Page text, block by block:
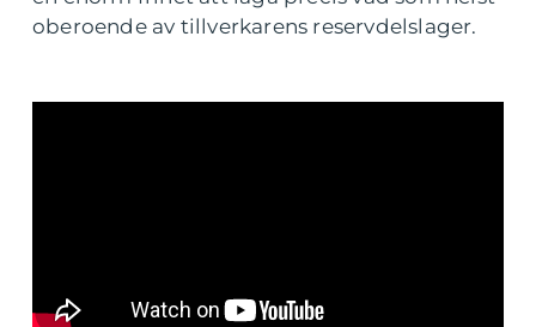
oberoende av tillverkarens reservdelslager.